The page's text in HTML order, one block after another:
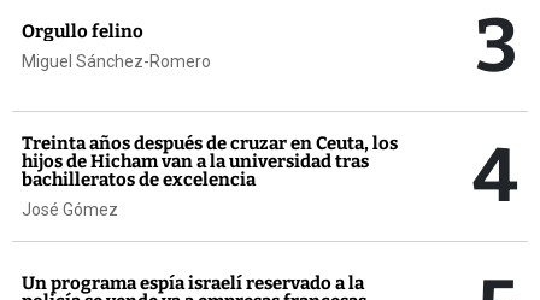
Orgullo felino
Miguel Sánchez-Romero 3
Treinta años después de cruzar en Ceuta, los
hijos de Hicham van a la universidad tras
bachilleratos de excelencia
José Gómez 4
Un programa espía israelí reservado a la